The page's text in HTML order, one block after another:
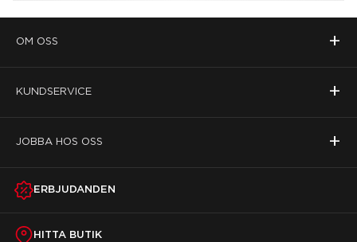
OM OSS +
KUNDSERVICE +
JOBBA HOS OSS +
ERBJUDANDEN
HITTA BUTIK